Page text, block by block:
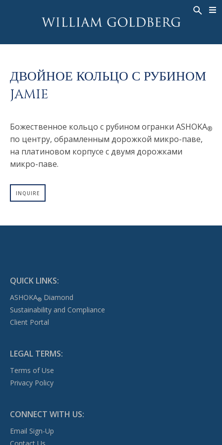
ЭКСКЛЮЗИВНЫЕ ЮВЕЛИРНЫЕ
МУЖСКОЕ КОЛЬЦО
КОЛЬЕ
БРАСЛЕТЫ
НАРУЧНЫЕ ЧАСЫ
ФАНТАЗИЙНЫЕ ЦВЕТА
ASHOKA ЮВЕЛИРНЫЕ ИЗДЕЛИЯ
КОЛЬЦА
BANDS
КОЛЬЕ
ПОДВЕСКИ
СЕРЬГИ
TALISMAN
ИСТОРИЯ
ASHOKA®
ДВОЙНОЕ КОЛЬЦО С РУБИНОМ
JAMIE
Божественное кольцо с рубином огранки ASHOKA®
по центру, обрамленным дорожкой микро-паве,
на платиновом корпусе с двумя дорожками
микро-паве.
INQUIRE
QUICK LINKS:
ASHOKA®Diamond
Sustainability and Compliance
Client Portal
LEGAL TERMS:
Terms of Use
Privacy Policy
CONNECT WITH US:
Email Sign-Up